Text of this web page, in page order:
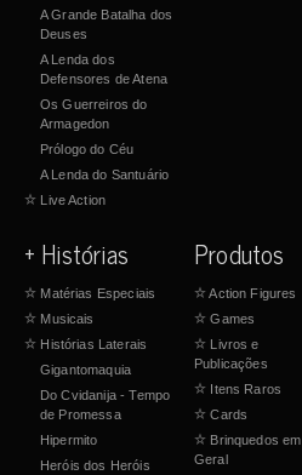
A Grande Batalha dos
Deuses
A Lenda dos
Defensores de Atena
Os Guerreiros do
Armagedon
Prólogo do Céu
A Lenda do Santuário
☆ Live Action
+ Histórias
☆ Matérias Especiais
☆ Musicais
☆ Histórias Laterais
Gigantomaquia
Do Cvidanija - Tempo
de Promessa
Hipermito
Heróis dos Heróis
Produtos
☆Action Figures
☆ Games
☆ Livros e
Publicações
☆ Itens Raros
☆ Cards
☆ Brinquedos em
Geral